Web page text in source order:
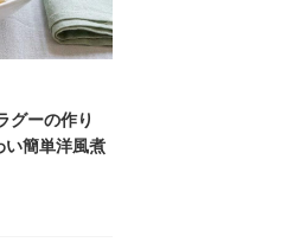
グーの作り
い簡単洋風煮